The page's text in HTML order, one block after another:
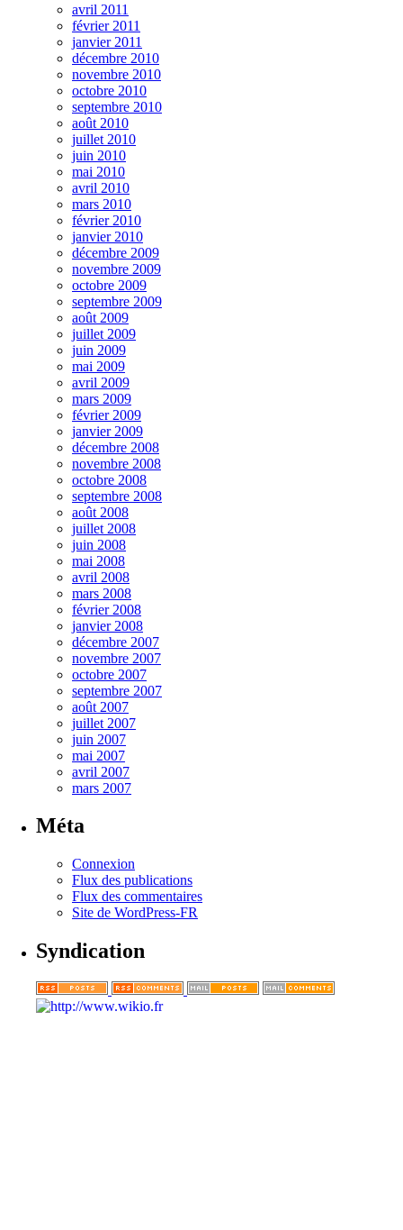
avril 2011
février 2011
janvier 2011
décembre 2010
novembre 2010
octobre 2010
septembre 2010
août 2010
juillet 2010
juin 2010
mai 2010
avril 2010
mars 2010
février 2010
janvier 2010
décembre 2009
novembre 2009
octobre 2009
septembre 2009
août 2009
juillet 2009
juin 2009
mai 2009
avril 2009
mars 2009
février 2009
janvier 2009
décembre 2008
novembre 2008
octobre 2008
septembre 2008
août 2008
juillet 2008
juin 2008
mai 2008
avril 2008
mars 2008
février 2008
janvier 2008
décembre 2007
novembre 2007
octobre 2007
septembre 2007
août 2007
juillet 2007
juin 2007
mai 2007
avril 2007
mars 2007
Méta
Connexion
Flux des publications
Flux des commentaires
Site de WordPress-FR
Syndication